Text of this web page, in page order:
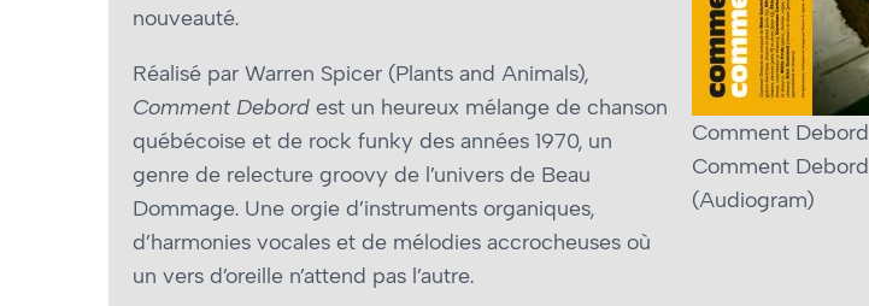
Comment Debord
Comment Debord
(Audiogram)
nouveauté.
Réalisé par Warren Spicer (Plants and Animals),
Comment Debord est un heureux mélange de chanson
québécoise et de rock funky des années 1970, un
genre de relecture groovy de l’univers de Beau
Dommage. Une orgie d’instruments organiques,
d’harmonies vocales et de mélodies accrocheuses où
un vers d’oreille n’attend pas l’autre.